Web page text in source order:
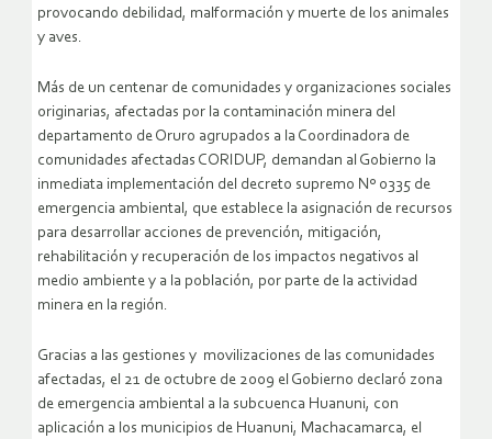
provocando debilidad, malformación y muerte de los animales
y aves.
Más de un centenar de comunidades y organizaciones sociales
originarias, afectadas por la contaminación minera del
departamento de Oruro agrupados a la Coordinadora de
comunidades afectadas CORIDUP, demandan al Gobierno la
inmediata implementación del decreto supremo Nº 0335 de
emergencia ambiental, que establece la asignación de recursos
para desarrollar acciones de prevención, mitigación,
rehabilitación y recuperación de los impactos negativos al
medio ambiente y a la población, por parte de la actividad
minera en la región.
Gracias a las gestiones y movilizaciones de las comunidades
afectadas, el 21 de octubre de 2009 el Gobierno declaró zona
de emergencia ambiental a la subcuenca Huanuni, con
aplicación a los municipios de Huanuni, Machacamarca, el